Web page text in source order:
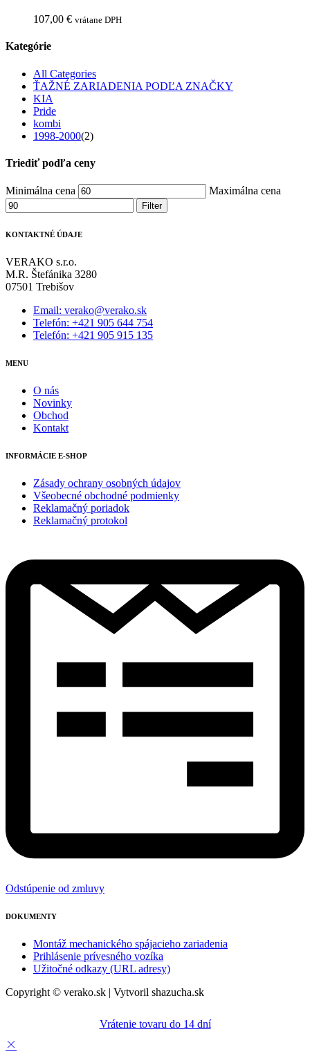
107,00 € vrátane DPH
Kategórie
All Categories
ŤAŽNÉ ZARIADENIA PODĽA ZNAČKY
KIA
Pride
kombi
1998-2000(2)
Triediť podľa ceny
Minimálna cena Maximálna cena
Filter
KONTAKTNÉ ÚDAJE
VERAKO s.r.o.
M.R. Štefánika 3280
07501 Trebišov
Email: verako@verako.sk
Telefón: +421 905 644 754
Telefón: +421 905 915 135
MENU
O nás
Novinky
Obchod
Kontakt
INFORMÁCIE E-SHOP
Zásady ochrany osobných údajov
Všeobecné obchodné podmienky
Reklamačný poriadok
Reklamačný protokol
Odstúpenie od zmluvy
DOKUMENTY
Montáž mechanického spájacieho zariadenia
Prihlásenie prívesného vozíka
Užitočné odkazy (URL adresy)
Copyright © verako.sk | Vytvoril shazucha.sk
Vrátenie tovaru do 14 dní